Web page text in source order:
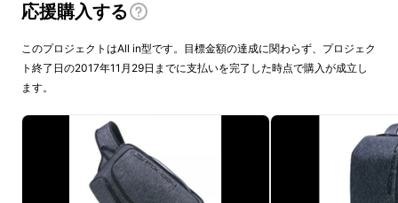
内部は防水加工が施されているため、雨にも
しっかり対応でき安心して使用可能。
応援購入する
このプロジェクトはAll in型です。目標金額の達成に関わらず、プロジェク
ト終了日の2017年11月29日までに支払いを完了した時点で購入が成立し
ます。